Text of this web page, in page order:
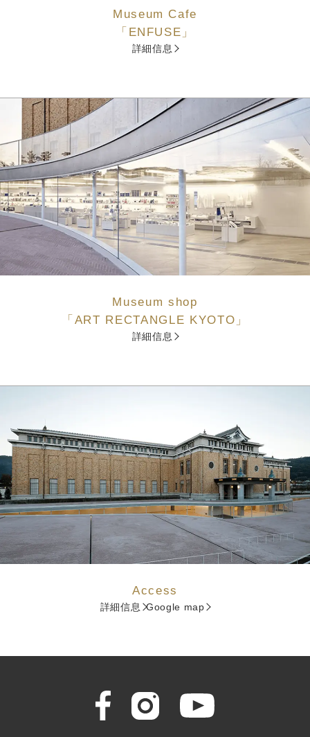
Museum Cafe
「ENFUSE」
詳細信息
Museum shop
「ART RECTANGLE KYOTO」
詳細信息
Access
詳細信息 Google map